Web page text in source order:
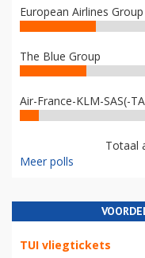
European Airlines Group
The Blue Group
Air-France-KLM-SAS(-
Totaal
Meer polls
TUI vliegtickets